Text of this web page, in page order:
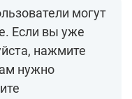
могут
Если вы уже
нажмите
нужно